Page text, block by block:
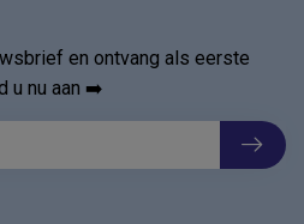
en ontvang als eerste
u nu aan ➡️